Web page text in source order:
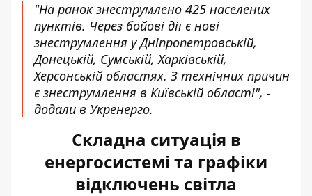
"На ранок знеструмлено 425 населених
пунктів. Через бойові дії є нові
знеструмлення у Дніпропетровській,
Донецькій, Сумській, Харківській,
Херсонській областях. З технічних причин
є знеструмлення в Київській області", -
додали в Укренерго.
Складна ситуація в
енергосистемі та графіки
відключень світла